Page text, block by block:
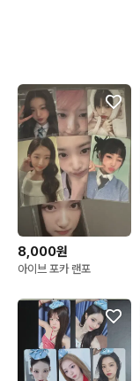
8,000원
아이브 포카 랜포